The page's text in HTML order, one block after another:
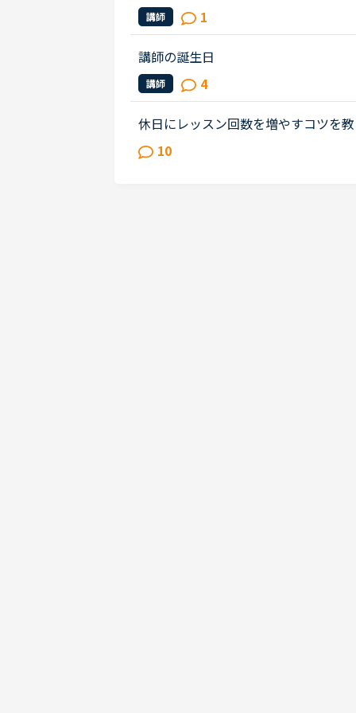
講師 1
講師の誕生日
講師 4
休日にレッスン回数を増やすコツを
す。土日にもカランを１回やるとき
インのいらない今すぐレッスンをす...
10